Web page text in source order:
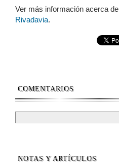
Ver más información acerca de
Rivadavia.
COMENTARIOS
NOTAS Y ARTÍCULOS